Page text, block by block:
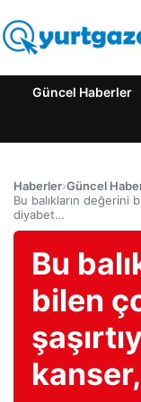
Güncel Haberler
Haberler›Güncel
Bu balıkların değerini
diyabet…
Bu
bilen